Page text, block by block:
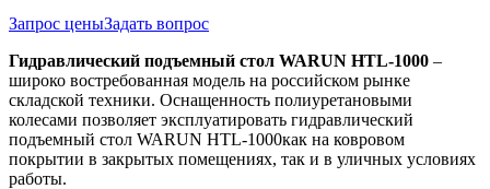
Запрос ценыЗадать вопрос
Гидравлический подъемный стол WARUN HTL-1000 –
широко востребованная модель на российском рынке
складской техники. Оснащенность полиуретановыми
колесами позволяет эксплуатировать гидравлический
подъемный стол WARUN HTL-1000как на ковровом
покрытии в закрытых помещениях, так и в уличных условиях
работы.